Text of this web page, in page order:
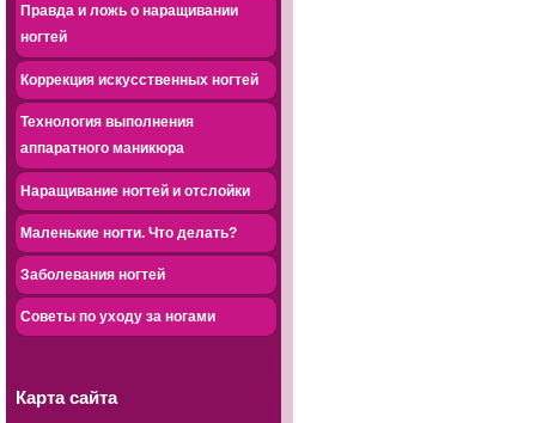
Правда и ложь о наращивании
ногтей
Коррекция искусственных ногтей
Технология выполнения
аппаратного маникюра
Наращивание ногтей и отслойки
Маленькие ногти. Что делать?
Заболевания ногтей
Советы по уходу за ногами
Карта сайта